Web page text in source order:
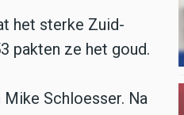
het sterke Zuid-
pakten ze het goud.
Schloesser. Na